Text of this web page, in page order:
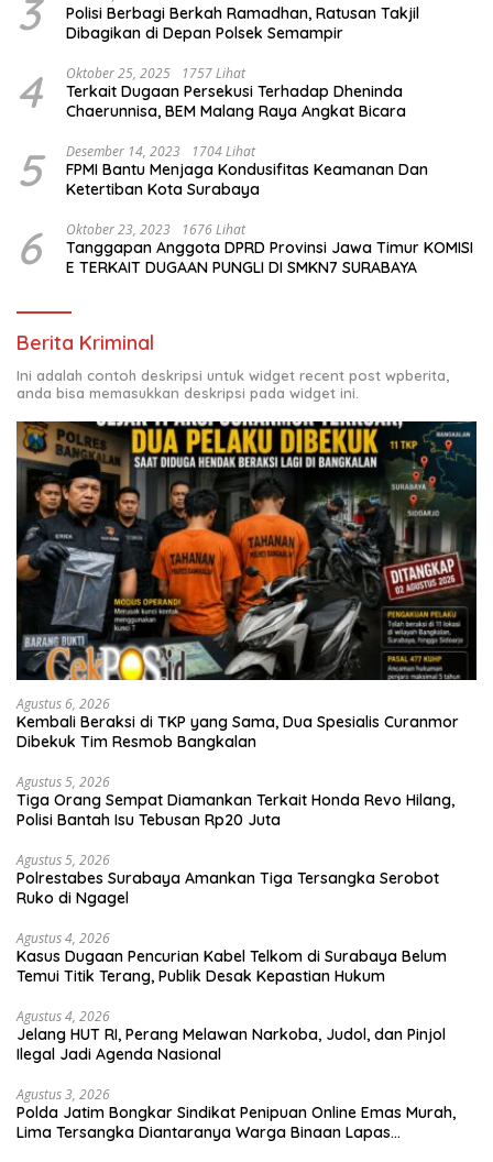
3
Polisi Berbagi Berkah Ramadhan, Ratusan Takjil
Dibagikan di Depan Polsek Semampir
4 Oktober 25, 2025 1757 Lihat
Terkait Dugaan Persekusi Terhadap Dheninda
Chaerunnisa, BEM Malang Raya Angkat Bicara
5 Desember 14, 2023 1704 Lihat
FPMI Bantu Menjaga Kondusifitas Keamanan Dan
Ketertiban Kota Surabaya
6 Oktober 23, 2023 1676 Lihat
Tanggapan Anggota DPRD Provinsi Jawa Timur KOMISI
E TERKAIT DUGAAN PUNGLI DI SMKN7 SURABAYA
Berita Kriminal
Ini adalah contoh deskripsi untuk widget recent post wpberita,
anda bisa memasukkan deskripsi pada widget ini.
Agustus 6, 2026
Kembali Beraksi di TKP yang Sama, Dua Spesialis Curanmor
Dibekuk Tim Resmob Bangkalan
Agustus 5, 2026
Tiga Orang Sempat Diamankan Terkait Honda Revo Hilang,
Polisi Bantah Isu Tebusan Rp20 Juta
Agustus 5, 2026
Polrestabes Surabaya Amankan Tiga Tersangka Serobot
Ruko di Ngagel
Agustus 4, 2026
Kasus Dugaan Pencurian Kabel Telkom di Surabaya Belum
Temui Titik Terang, Publik Desak Kepastian Hukum
Agustus 4, 2026
Jelang HUT RI, Perang Melawan Narkoba, Judol, dan Pinjol
Ilegal Jadi Agenda Nasional
Agustus 3, 2026
Polda Jatim Bongkar Sindikat Penipuan Online Emas Murah,
Lima Tersangka Diantaranya Warga Binaan Lapas